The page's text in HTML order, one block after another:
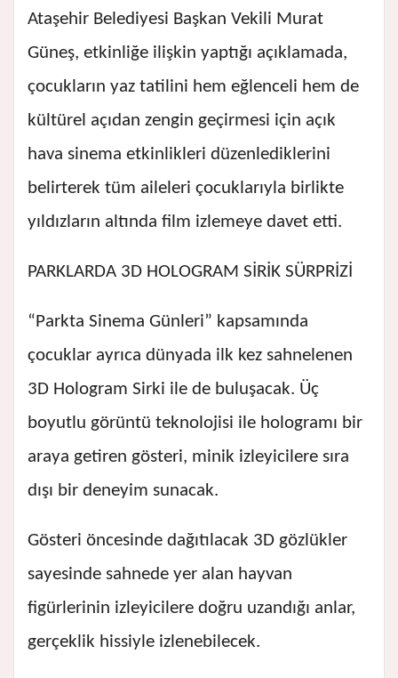
Ataşehir Belediyesi Başkan Vekili Murat
Güneş, etkinliğe ilişkin yaptığı açıklamada,
çocukların yaz tatilini hem eğlenceli hem de
kültürel açıdan zengin geçirmesi için açık
hava sinema etkinlikleri düzenlediklerini
belirterek tüm aileleri çocuklarıyla birlikte
yıldızların altında film izlemeye davet etti.
PARKLARDA 3D HOLOGRAM SİRİK SÜRPRİZİ
“Parkta Sinema Günleri” kapsamında
çocuklar ayrıca dünyada ilk kez sahnelenen
3D Hologram Sirki ile de buluşacak. Üç
boyutlu görüntü teknolojisi ile hologramı bir
araya getiren gösteri, minik izleyicilere sıra
dışı bir deneyim sunacak.
Gösteri öncesinde dağıtılacak 3D gözlükler
sayesinde sahnede yer alan hayvan
figürlerinin izleyicilere doğru uzandığı anlar,
gerçeklik hissiyle izlenebilecek.